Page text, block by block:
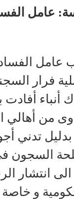
عامل
عامل الفساد
فرار
أنباء أفادت
من أهالي
بدليل تدني
السجون فى
انتشار
و